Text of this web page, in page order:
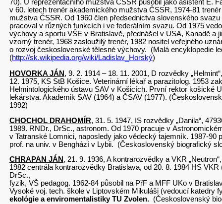
70). U reprezentačního mužstva ČSSR působil jako asistent E.
v 60. letech trenér akademického mužstva ČSSR, 1974-81 trenér
mužstva ČSSR. Od 1960 člen předsednictva slovenského svazu
pracoval v různých funkcích i ve federálním svazu. Od 1975
výchovy a sportu VŠE v Bratislavě, přednášel v USA, Kanadě a
vzorný trenér, 1968 zasloužilý trenér, 1982 nositel veřejného
o rozvoj československé tělesné výchovy. (Malá encyklopedie
(http://sk.wikipedia.org/wiki/Ladislav_Horský)
HOVORKA JÁN , 9. 2. 1914 – 18. 11. 2001, D rozvědky
12. 1975, KS StB Košice. Veterinární lékař a parazitolog. 1953
Helmintologického ústavu SAV v Košicích. První rektor košické
lekárstva. Akademik SAV (1964) a ČSAV (1977).
1992)
CHOCHOL DRAHOMÍR, 31. 5. 1947, IS rozvědky „Danila“,
1989. RNDr., DrSc., astronom. Od 1970 pracuje v
v Tatranské Lomnici, naposledy jako vědecký tajemník. 1987-90
prof. na univ. v Benghází v Lybii. (Československý biografický
CHRAPAN JÁN , 21. 9. 1936, A kontrarozvědky a VKR
1982 centrála kontrarozvědky Bratislava, od 20. 8. 1984 HS
DrSc.,
fyzik, VŠ pedagog. 1962-84 působil na PřF a MFF UKo v
Vysoké voj. tech. škole v Liptovském Mikuláši (vedoucí katedry
ekológie a enviromentalistiky TU Zvolen. (Československý